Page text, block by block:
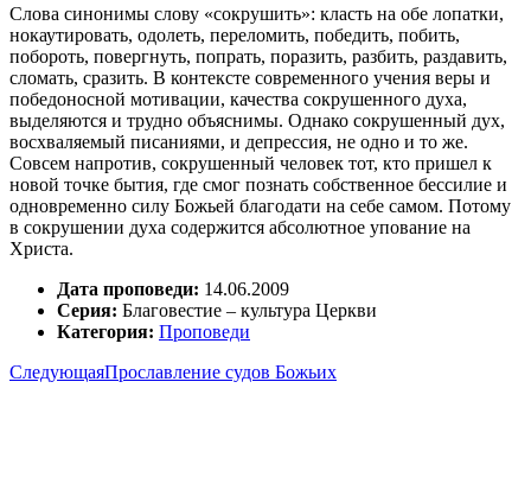
Слова синонимы слову «сокрушить»: класть на обе лопатки,
нокаутировать, одолеть, переломить, победить, побить,
побороть, повергнуть, попрать, поразить, разбить, раздавить,
сломать, сразить. В контексте современного учения веры и
победоносной мотивации, качества сокрушенного духа,
выделяются и трудно объяснимы. Однако сокрушенный дух,
восхваляемый писаниями, и депрессия, не одно и то же.
Совсем напротив, сокрушенный человек тот, кто пришел к
новой точке бытия, где смог познать собственное бессилие и
одновременно силу Божьей благодати на себе самом. Потому
в сокрушении духа содержится абсолютное упование на
Христа.
Дата проповеди: 14.06.2009
Серия: Благовестие – культура Церкви
Категория: Проповеди
СледующаяПрославление судов Божьих